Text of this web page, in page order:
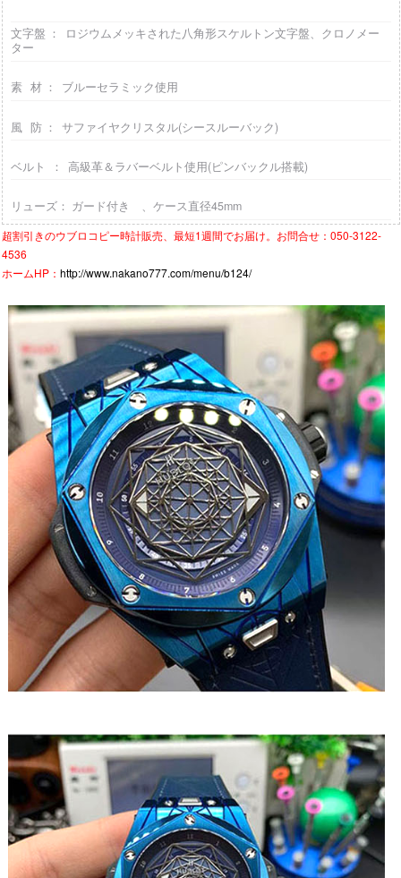
文字盤 ： ロジウムメッキされた八角形スケルトン文字盤、クロノメー
ター
素 材 ： ブルーセラミック使用
風 防 ： サファイヤクリスタル(シースルーバック)
ベルト ： 高級革＆ラバーベルト使用(ピンバックル搭載)
リューズ： ガード付き 、 ケース直径45mm
超割引きのウブロコピー時計販売、最短1週間でお届け。お問合せ：050-3122-
4536
ホームHP： http://www.nakano777.com/menu/b124/